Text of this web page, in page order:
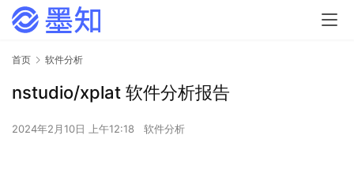
首页 软件分析
nstudio/xplat 软件分析报告
2024年2月10日 上午12:18 软件分析